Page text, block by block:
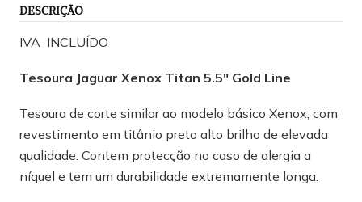
DESCRIÇÃO
IVA INCLUÍDO
Tesoura Jaguar Xenox Titan 5.5" Gold Line
Tesoura de corte similar ao modelo básico Xenox, com
revestimento em titânio preto alto brilho de elevada
qualidade. Contem protecção no caso de alergia a
níquel e tem um durabilidade extremamente longa.